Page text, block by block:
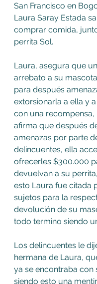
San Francisco en
Laura Saray Estada
comprar comida,
perrita Sol.
Laura, asegura que
arrebato a su
para después
extorsionarla a ella y
con una recompensa,
afirma que después
amenazas por parte
delincuentes, ella
ofrecerles $300.000
devuelvan a su
esto Laura fue citada
sujetos para la
devolución de su
todo termino siendo
Los delincuentes le
hermana de Laura,
ya se encontraba con
siendo esto una